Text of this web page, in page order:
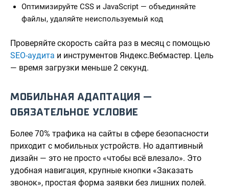
Оптимизируйте CSS и JavaScript — объединяйте
файлы, удаляйте неиспользуемый код
Проверяйте скорость сайта раз в месяц с помощью
SEO-аудита и инструментов Яндекс.Вебмастер. Цель
— время загрузки меньше 2 секунд.
МОБИЛЬНАЯ АДАПТАЦИЯ —
ОБЯЗАТЕЛЬНОЕ УСЛОВИЕ
Более 70% трафика на сайты в сфере безопасности
приходит с мобильных устройств. Но адаптивный
дизайн — это не просто «чтобы всё влезало». Это
удобная навигация, крупные кнопки «Заказать
звонок», простая форма заявки без лишних полей.